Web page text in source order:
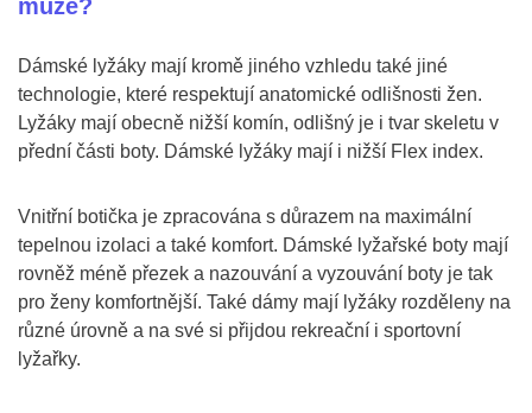
muže?
Dámské lyžáky mají kromě jiného vzhledu také jiné
technologie, které respektují anatomické odlišnosti žen.
Lyžáky mají obecně nižší komín, odlišný je i tvar skeletu v
přední části boty. Dámské lyžáky mají i nižší Flex index.
Vnitřní botička je zpracována s důrazem na maximální
tepelnou izolaci a také komfort. Dámské lyžařské boty mají
rovněž méně přezek a nazouvání a vyzouvání boty je tak
pro ženy komfortnější. Také dámy mají lyžáky rozděleny na
různé úrovně a na své si přijdou rekreační i sportovní
lyžařky.